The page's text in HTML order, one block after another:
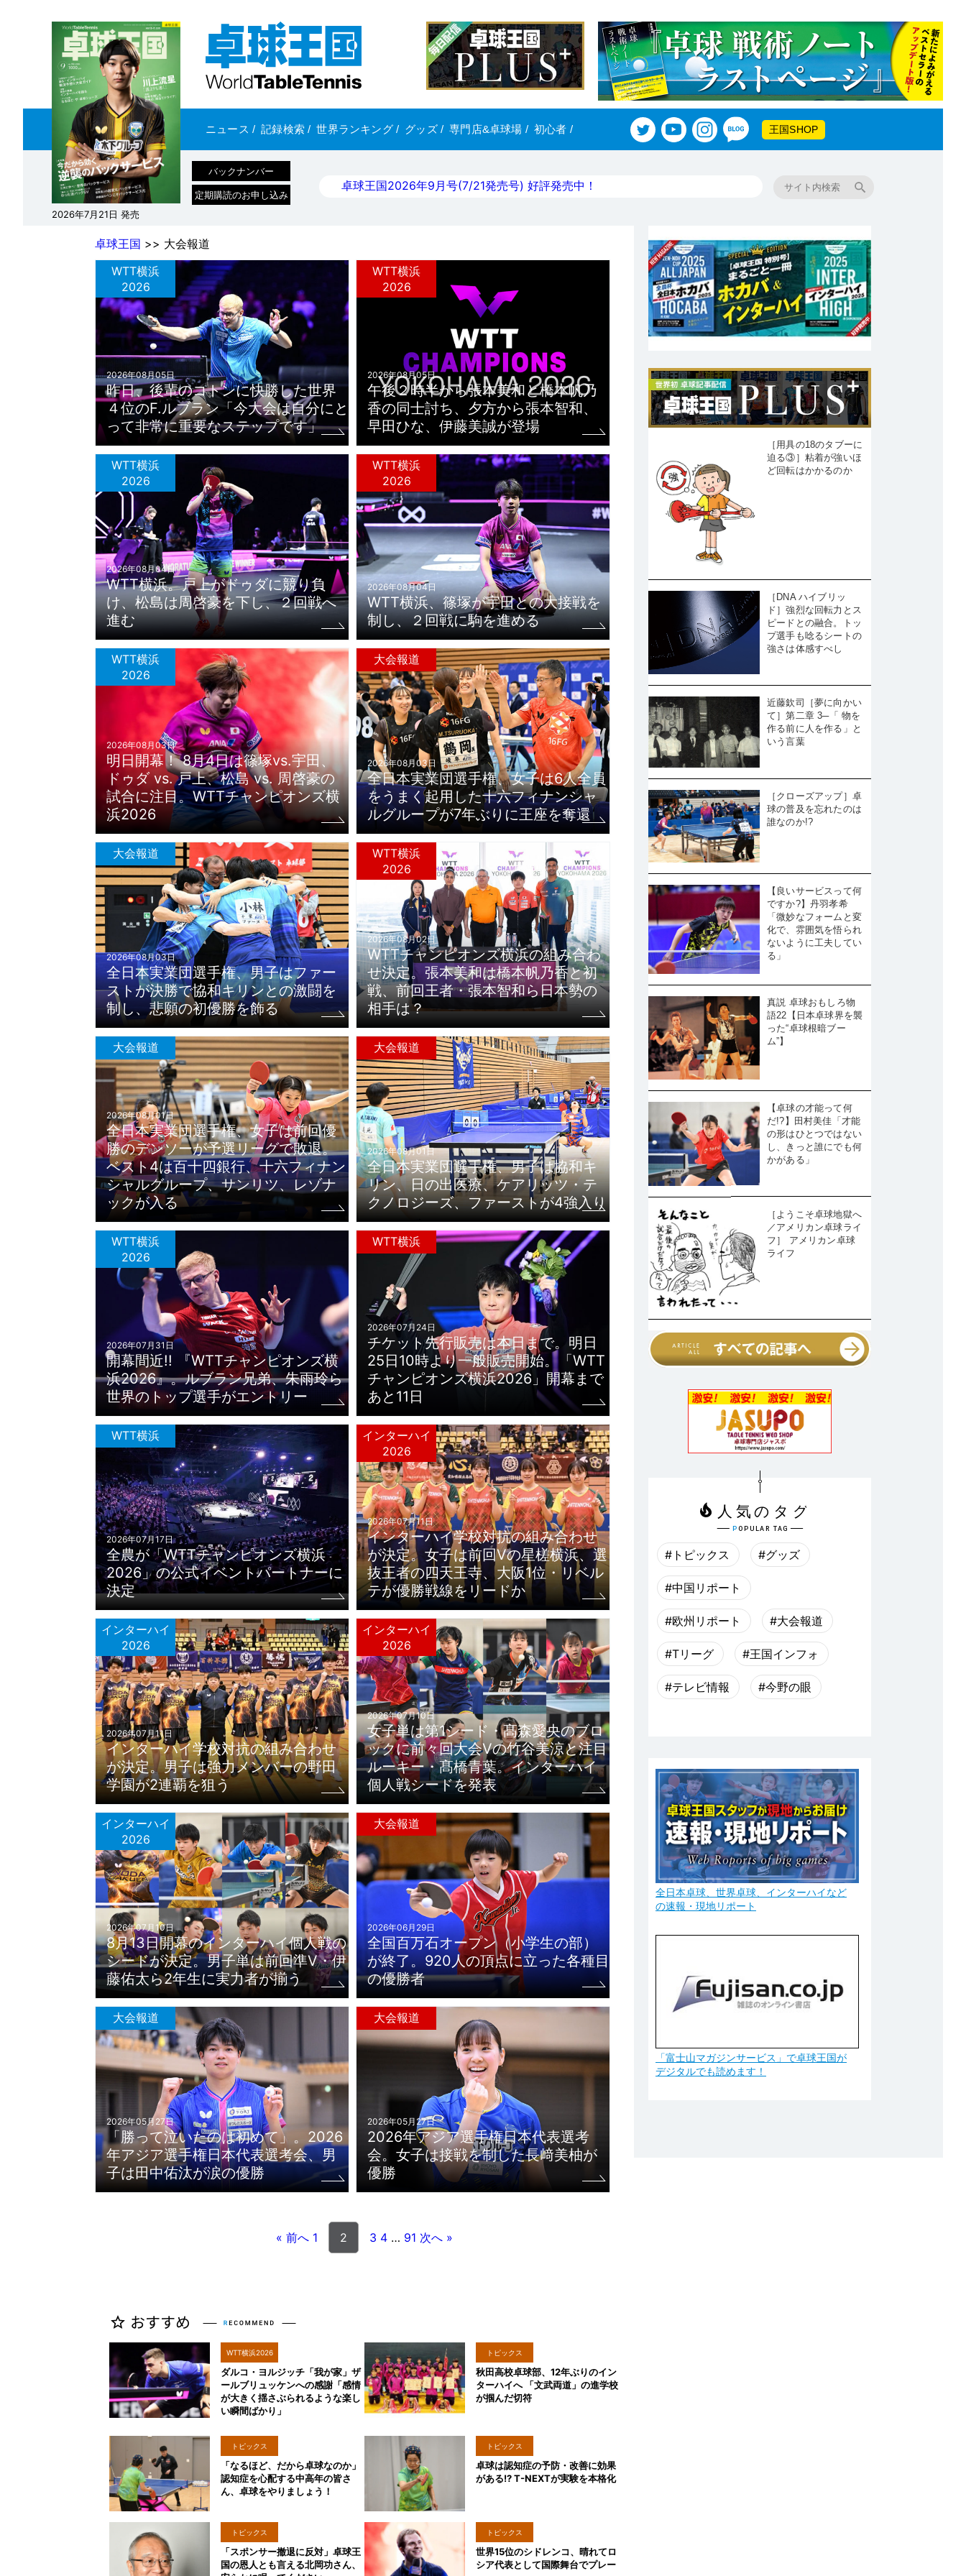
ニュース / 記録検索 / 世界ランキング/ グッズ/ 専門店&卓球場 / 初心者 / 王国SHOP
2026年7月21日 発売
バックナンバー
定期購読のお申し込み
卓球王国2026年9月号(7/21発売号) 好評発売中！
卓球王国 >> 大会報道
WTT横浜
2026
2026年08月05日
昨日、後輩のコトンに快勝した世界
４位のF.ルブラン「今大会は自分にと
って非常に重要なステップです」
WTT横浜
2026
2026年08月05日
午後２時半から張本美和と橋本帆乃
香の同士討ち、夕方から張本智和、
早田ひな、伊藤美誠が登場
WTT横浜
2026
2026年08月04日
WTT横浜。戸上がドゥダに競り負
け、松島は周啓豪を下し、２回戦へ
進む
WTT横浜
2026
2026年08月04日
WTT横浜、篠塚が宇田との大接戦を
制し、２回戦に駒を進める
WTT横浜
2026
2026年08月03日
明日開幕！ 8月4日は篠塚vs.宇田、
ドゥダ vs. 戸上、松島 vs. 周啓豪の
試合に注目。WTTチャンピオンズ横
浜2026
大会報道
2026年08月03日
全日本実業団選手権、女子は6人全員
をうまく起用した十六フィナンシャ
ルグループが7年ぶりに王座を奪還
大会報道
2026年08月03日
全日本実業団選手権、男子はファー
ストが決勝で協和キリンとの激闘を
制し、悲願の初優勝を飾る
WTT横浜
2026
2026年08月02日
WTTチャンピオンズ横浜の組み合わ
せ決定。張本美和は橋本帆乃香と初
戦、前回王者・張本智和ら日本勢の
相手は？
大会報道
2026年08月01日
全日本実業団選手権、女子は前回優
勝のデンソーが予選リーグで敗退。
ベスト4は百十四銀行、十六フィナン
シャルグループ、サンリツ、レゾナ
ックが入る
大会報道
2026年08月01日
全日本実業団選手権、男子は協和キ
リン、日の出医療、ケアリッツ・テ
クノロジーズ、ファーストが4強入り
WTT横浜
2026
2026年07月31日
開幕間近!! 『WTTチャンピオンズ横
浜2026』。ルブラン兄弟、朱雨玲ら
世界のトップ選手がエントリー
WTT横浜
2026年07月24日
チケット先行販売は本日まで。明日
25日10時より一般販売開始。「WTT
チャンピオンズ横浜2026」開幕まで
あと11日
WTT横浜
2026年07月17日
全農が「WTTチャンピオンズ横浜
2026」の公式イベントパートナーに
決定
インターハイ
2026
2026年07月11日
インターハイ学校対抗の組み合わせ
が決定。女子は前回Vの星槎横浜、選
抜王者の四天王寺、大阪1位・リベル
テが優勝戦線をリードか
インターハイ
2026
2026年07月11日
インターハイ学校対抗の組み合わせ
が決定。男子は強力メンバーの野田
学園が2連覇を狙う
インターハイ
2026
2026年07月10日
女子単は第1シード・髙森愛央のブロ
ックに前々回大会Vの竹谷美涼と注目
ルーキー・髙橋青葉。インターハイ
個人戦シードを発表
インターハイ
2026
2026年07月10日
8月13日開幕のインターハイ個人戦の
シードが決定。男子単は前回準V・伊
藤佑太ら2年生に実力者が揃う
大会報道
2026年06月29日
全国百万石オープン（小学生の部）
が終了。920人の頂点に立った各種目
の優勝者
大会報道
2026年05月27日
「勝って泣いたのは初めて」。2026
年アジア選手権日本代表選考会、男
子は田中佑汰が涙の優勝
大会報道
2026年05月27日
2026年アジア選手権日本代表選考
会。女子は接戦を制した長﨑美柚が
優勝
« 前へ 1 2 3 4 … 91 次へ »
WTT横浜2026
ダルコ・ヨルジッチ「我が家」ザ
ールブリュッケンへの感謝「感情
が大きく揺さぶられるような楽し
い瞬間ばかり」
トピックス
秋田高校卓球部、12年ぶりのイン
ターハイへ 「文武両道」の進学校
が掴んだ切符
トピックス
「なるほど、だから卓球なのか」
認知症を心配する中高年の皆さ
ん、卓球をやりましょう！
トピックス
卓球は認知症の予防・改善に効果
がある!? T-NEXTが実験を本格化
トピックス
「スポンサー撤退に反対」卓球王
国の恩人とも言える北岡功さん、
トピックス
世界15位のシドレンコ、晴れてロ
シア代表として国際舞台でプレー
［用具の18のタブーに
迫る③］粘着が強いほ
ど回転はかかるのか
［DNA ハイブリッ
ド］強烈な回転力とス
ピードとの融合。トッ
プ選手も唸るシートの
強さは体感すべし
近藤欽司［夢に向かい
て］第二章 3─「 物を
作る前に人を作る」と
いう言葉
［クローズアップ］卓
球の普及を忘れたのは
誰なのか!?
【良いサービスって何
ですか?】丹羽孝希
「微妙なフォームと変
化で、雰囲気を悟られ
ないように工夫してい
る」
真説 卓球おもしろ物
語22【日本卓球界を襲
った“卓球根暗ブー
ム”】
【卓球の才能って何
だ!?】田村美佳「才能
の形はひとつではない
し、きっと誰にでも何
かがある」
［ようこそ卓球地獄へ
／アメリカン卓球ライ
フ］ アメリカン卓球
ライフ
#トピックス #グッズ
#中国リポート
#欧州リポート #大会報道
#Tリーグ #王国インフォ
#テレビ情報 #今野の眼
全日本卓球、世界卓球、インターハイなど
の速報・現地リポート
「富士山マガジンサービス」で卓球王国が
デジタルでも読めます！